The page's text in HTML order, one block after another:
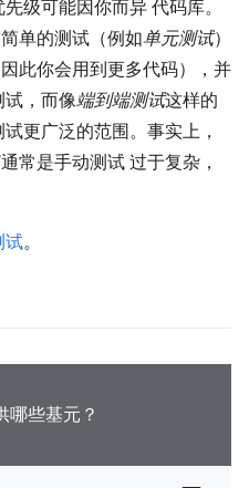
级可能因你而异 代码库。
单的测试（例如单元测试）
此你会用到更多代码），并
，而像端到端测试这样的
更广泛的范围。事实上，
常是手动测试 过于复杂，
试。
哪些基元？